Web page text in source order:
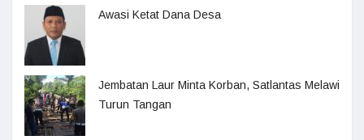
Awasi Ketat Dana Desa
Jembatan Laur Minta Korban, Satlantas Melawi
Turun Tangan